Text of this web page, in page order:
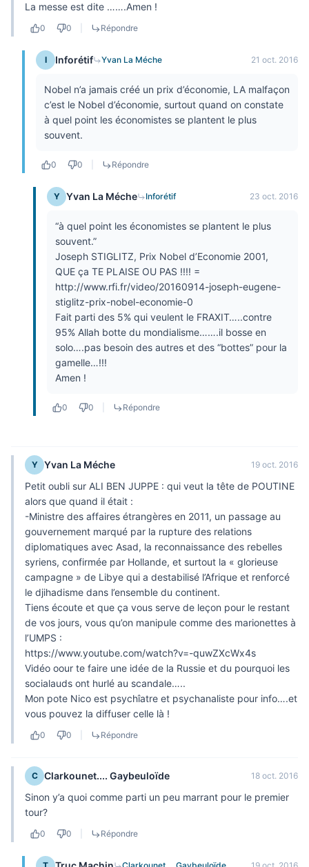
La messe est dite …….Amen !
0 0 Répondre
I Inforétif Yvan La Méche 21 oct. 2016
Nobel n’a jamais créé un prix d’économie, LA malfaçon
c’est le Nobel d’économie, surtout quand on constate
à quel point les économistes se plantent le plus
souvent.
0 0 Répondre
Y Yvan La Méche Inforétif 23 oct. 2016
“à quel point les économistes se plantent le plus
souvent.”
Joseph STIGLITZ, Prix Nobel d’Economie 2001,
QUE ça TE PLAISE OU PAS !!!! =
http://www.rfi.fr/video/20160914-joseph-eugene-
stiglitz-prix-nobel-economie-0
Fait parti des 5% qui veulent le FRAXIT…..contre
95% Allah botte du mondialisme…….il bosse en
solo….pas besoin des autres et des “bottes” pour la
gamelle…!!!
Amen !
0 0 Répondre
Y Yvan La Méche 19 oct. 2016
Petit oubli sur ALI BEN JUPPE : qui veut la tête de POUTINE
alors que quand il était :
-Ministre des affaires étrangères en 2011, un passage au
gouvernement marqué par la rupture des relations
diplomatiques avec Asad, la reconnaissance des rebelles
syriens, confirmée par Hollande, et surtout la « glorieuse
campagne » de Libye qui a destabilisé l’Afrique et renforcé
le djihadisme dans l’ensemble du continent.
Tiens écoute et que ça vous serve de leçon pour le restant
de vos jours, vous qu’on manipule comme des marionettes à
l’UMPS :
https://www.youtube.com/watch?v=-quwZXcWx4s
Vidéo oour te faire une idée de la Russie et du pourquoi les
socialauds ont hurlé au scandale…..
Mon pote Nico est psychîatre et psychanaliste pour info….et
vous pouvez la diffuser celle là !
0 0 Répondre
C Clarkounet.... Gaybeuloïde 18 oct. 2016
Sinon y’a quoi comme parti un peu marrant pour le premier
tour?
0 0 Répondre